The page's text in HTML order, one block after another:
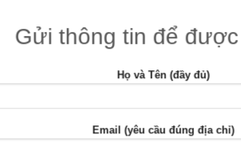
Gửi thông tin để
Họ và Tên (đầy đủ)
Email (yêu cầu đúng địa chỉ)